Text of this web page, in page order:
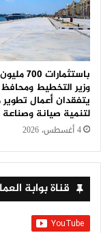
وزير التخطيط ومحافظ
يتفقدان أعمال تطوير
لتنمية صيانة
4 أغسطس، 2026
قناة بوابة